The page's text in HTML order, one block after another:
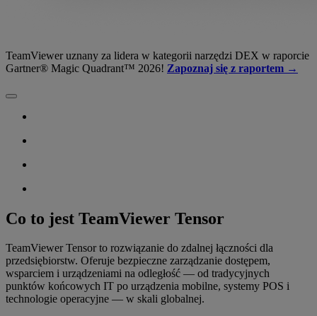
TeamViewer uznany za lidera w kategorii narzędzi DEX w raporcie
Gartner® Magic Quadrant™ 2026! Zapoznaj się z raportem →
Co to jest TeamViewer Tensor
TeamViewer Tensor to rozwiązanie do zdalnej łączności dla
przedsiębiorstw. Oferuje bezpieczne zarządzanie dostępem,
wsparciem i urządzeniami na odległość — od tradycyjnych
punktów końcowych IT po urządzenia mobilne, systemy POS i
technologie operacyjne — w skali globalnej.